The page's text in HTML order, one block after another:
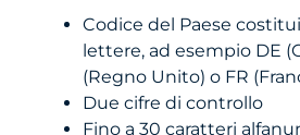
Codice del Paese
lettere, ad esempio DE
(Regno Unito) o FR
Due cifre di controllo
Fino a 30 caratteri